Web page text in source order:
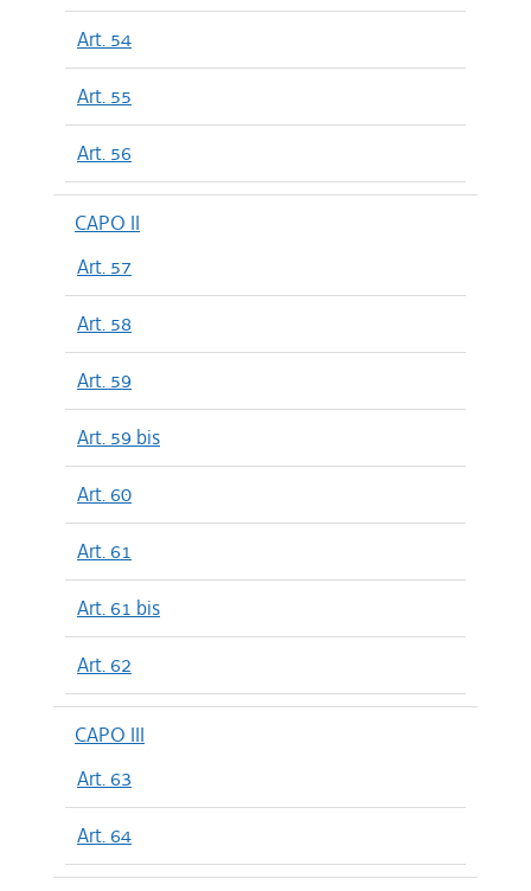
Art. 54
Art. 55
Art. 56
CAPO II
Art. 57
Art. 58
Art. 59
Art. 59 bis
Art. 60
Art. 61
Art. 61 bis
Art. 62
CAPO III
Art. 63
Art. 64